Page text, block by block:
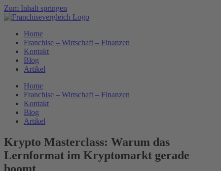
Zum Inhalt springen
Home
Franchise – Wirtschaft – Finanzen
Kontakt
Blog
Artikel
Home
Franchise – Wirtschaft – Finanzen
Kontakt
Blog
Artikel
Krypto Masterclass: Warum das
Lernformat im Kryptomarkt gerade